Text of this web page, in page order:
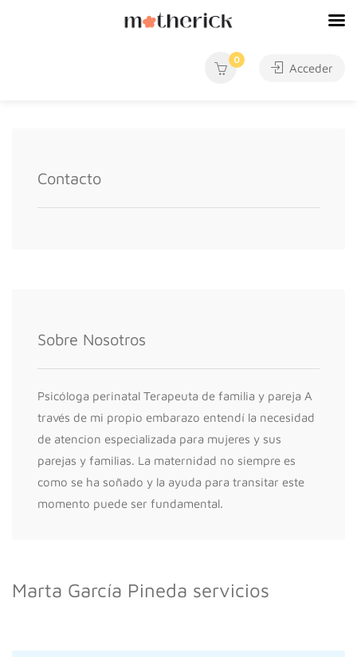
0
Acceder
Contacto
Sobre Nosotros
Psicóloga perinatal Terapeuta de familia y pareja A
través de mi propio embarazo entendí la necesidad
de atencion especializada para mujeres y sus
parejas y familias. La maternidad no siempre es
como se ha soñado y la ayuda para transitar este
momento puede ser fundamental.
Marta García Pineda servicios